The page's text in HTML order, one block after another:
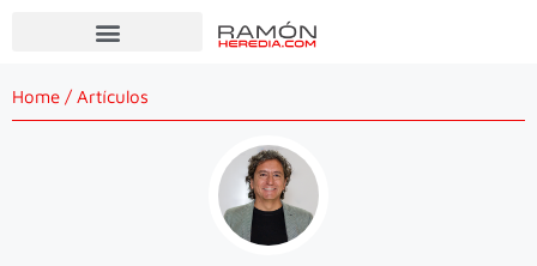
Home / Artículos